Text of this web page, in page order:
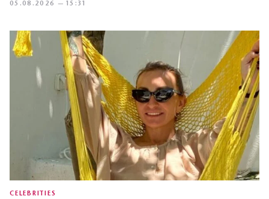
05.08.2026 — 15:31
CELEBRITIES